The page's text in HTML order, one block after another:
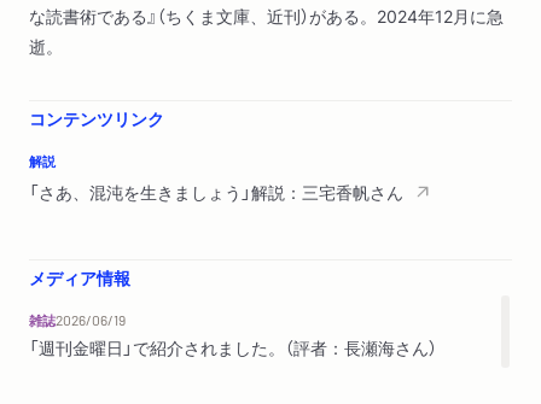
積読のさらなるさまざまな顔
デジタル時代のリテラシー
積読で自己肯定する
な読書術である』（ちくま文庫、近刊）がある。2024年12月に急
逝。
コンテンツリンク
解説
「さあ、混沌を生きましょう」解説：三宅香帆さん
メディア情報
雑誌2026/06/19
「週刊金曜日」で紹介されました。（評者：長瀬海さん）